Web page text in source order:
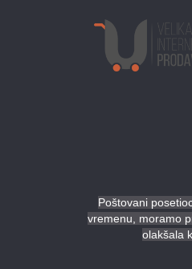
Poštovani
vremenu, moramo
olakšala